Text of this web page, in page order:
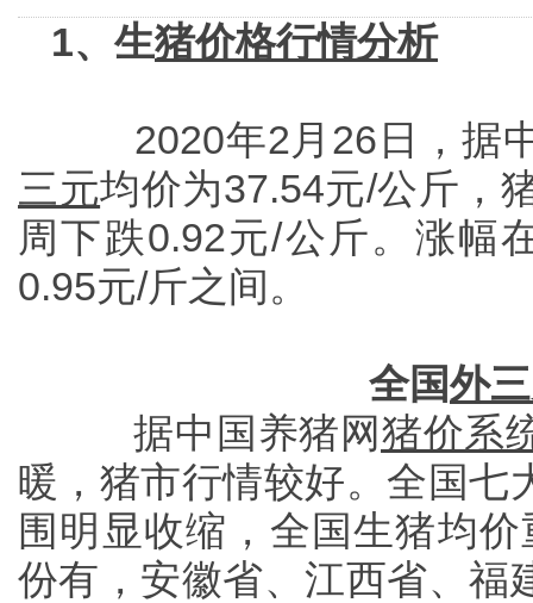
1、生猪价格行情分析
2020年2月26日，据
三元均价为37.54元/公斤，
周下跌0.92元/公斤。涨幅
0.95元/斤之间。
全国外
据中国养猪网猪价系
暖，猪市行情较好。全国七
围明显收缩，全国生猪均
份有，安徽省、江西省、福